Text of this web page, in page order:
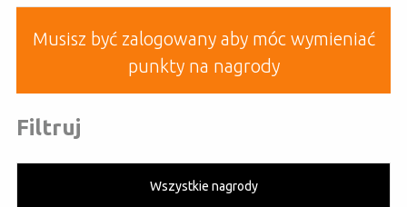
Musisz być zalogowany aby móc wymieniać
punkty na nagrody
Filtruj
Wszystkie nagrody